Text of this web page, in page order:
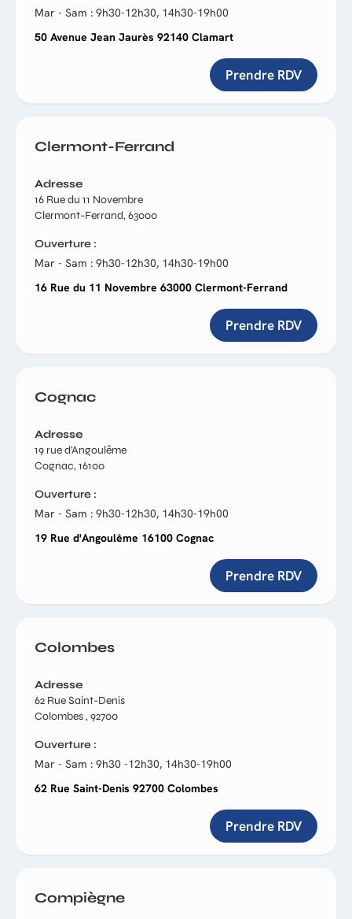
Mar - Sam : 9h30-12h30, 14h30-19h00
50 Avenue Jean Jaurès 92140 Clamart
Prendre RDV
Clermont-Ferrand
Adresse
16 Rue du 11 Novembre
Clermont-Ferrand, 63000
Ouverture
Mar - Sam : 9h30-12h30, 14h30-19h00
16 Rue du 11 Novembre 63000 Clermont-Ferrand
Prendre RDV
Cognac
Adresse
19 rue d'Angoulême
Cognac, 16100
Ouverture
Mar - Sam : 9h30-12h30, 14h30-19h00
19 Rue d'Angoulême 16100 Cognac
Prendre RDV
Colombes
Adresse
62 Rue Saint-Denis
Colombes , 92700
Ouverture
Mar - Sam : 9h30 -12h30, 14h30-19h00
62 Rue Saint-Denis 92700 Colombes
Prendre RDV
Compiègne